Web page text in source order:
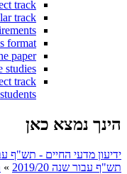
track
track
format
paper
studies
track
students
הינך נמצא כאן
ידיעון מדעי החיים - תש"ף עבור
תש"ף עבור שנה 2019/20
»